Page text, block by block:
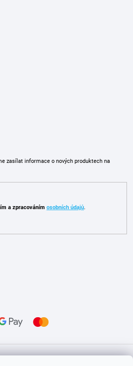
zasílat informace o nových produktech na
a zpracováním osobních údajů.